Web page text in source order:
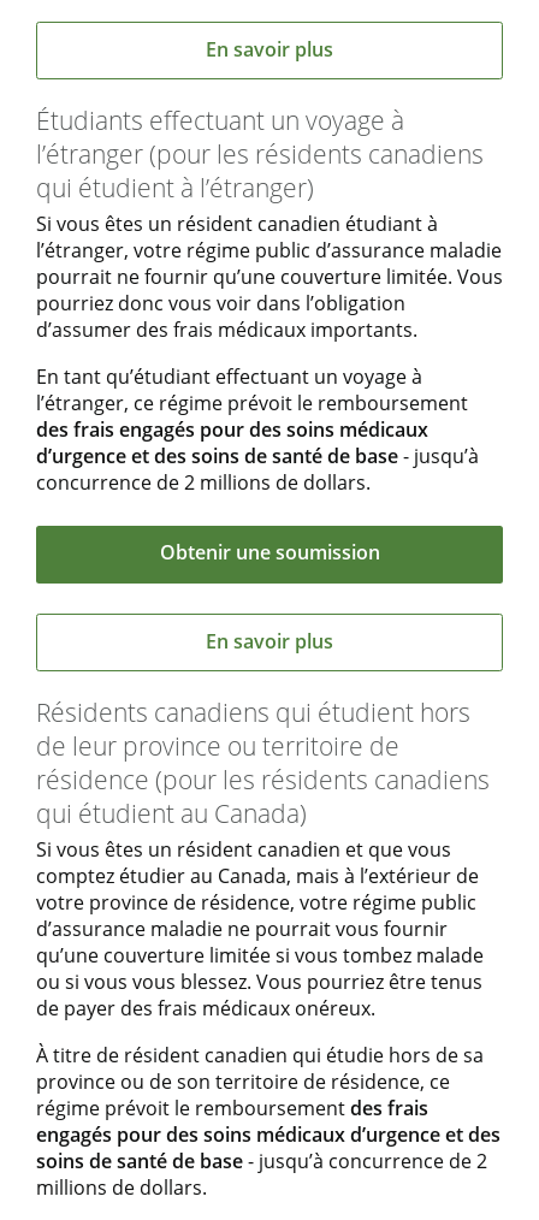
En savoir plus
Étudiants effectuant un voyage à
l’étranger (pour les résidents canadiens
qui étudient à l’étranger)
Si vous êtes un résident canadien étudiant à
l’étranger, votre régime public d’assurance maladie
pourrait ne fournir qu’une couverture limitée. Vous
pourriez donc vous voir dans l’obligation
d’assumer des frais médicaux importants.
En tant qu’étudiant effectuant un voyage à
l’étranger, ce régime prévoit le remboursement
des frais engagés pour des soins médicaux
d’urgence et des soins de santé de base- jusqu’à
concurrence de 2 millions de dollars.
Obtenir une soumission
En savoir plus
Résidents canadiens qui étudient hors
de leur province ou territoire de
résidence (pour les résidents canadiens
qui étudient au Canada)
Si vous êtes un résident canadien et que vous
comptez étudier au Canada, mais à l’extérieur de
votre province de résidence, votre régime public
d’assurance maladie ne pourrait vous fournir
qu’une couverture limitée si vous tombez malade
ou si vous vous blessez. Vous pourriez être tenus
de payer des frais médicaux onéreux.
À titre de résident canadien qui étudie hors de sa
province ou de son territoire de résidence, ce
régime prévoit le remboursementdes frais
engagés pour des soins médicaux d’urgence et des
soins de santé de base- jusqu’à concurrence de 2
millions de dollars.